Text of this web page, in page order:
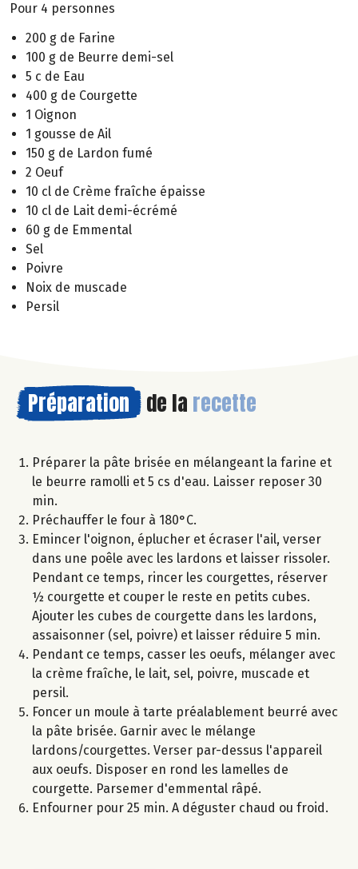
Pour 4 personnes
200 g de Farine
100 g de Beurre demi-sel
5 c de Eau
400 g de Courgette
1 Oignon
1 gousse de Ail
150 g de Lardon fumé
2 Oeuf
10 cl de Crème fraîche épaisse
10 cl de Lait demi-écrémé
60 g de Emmental
Sel
Poivre
Noix de muscade
Persil
Préparation de la recette
Préparer la pâte brisée en mélangeant la farine et
le beurre ramolli et 5 cs d'eau. Laisser reposer 30
min.
Préchauffer le four à 180°C.
Emincer l'oignon, éplucher et écraser l'ail, verser
dans une poêle avec les lardons et laisser rissoler.
Pendant ce temps, rincer les courgettes, réserver
½ courgette et couper le reste en petits cubes.
Ajouter les cubes de courgette dans les lardons,
assaisonner (sel, poivre) et laisser réduire 5 min.
Pendant ce temps, casser les oeufs, mélanger avec
la crème fraîche, le lait, sel, poivre, muscade et
persil.
Foncer un moule à tarte préalablement beurré avec
la pâte brisée. Garnir avec le mélange
lardons/courgettes. Verser par-dessus l'appareil
aux oeufs. Disposer en rond les lamelles de
courgette. Parsemer d'emmental râpé.
Enfourner pour 25 min. A déguster chaud ou froid.